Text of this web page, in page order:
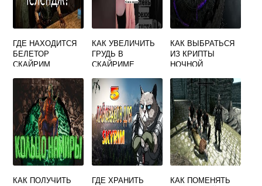
ГДЕ НАХОДИТСЯ
БЕЛЕТОР
СКАЙРИМ
КАК УВЕЛИЧИТЬ
ГРУДЬ В
СКАЙРИМЕ
КАК ВЫБРАТЬСЯ
ИЗ КРИПТЫ
НОЧНОЙ
СКАЙРИМ
КАК ПОЛУЧИТЬ
ГДЕ ХРАНИТЬ
КАК ПОМЕНЯТЬ